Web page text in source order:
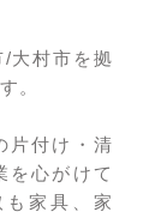
大村市を拠
。
片付け・清
を心がけて
家具、家